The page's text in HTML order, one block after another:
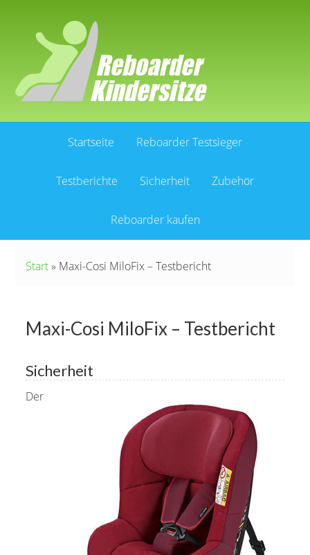
Startseite Reboarder Testsieger
Testberichte Sicherheit Zubehör
Reboarder kaufen
Start» Maxi-Cosi MiloFix – Testbericht
Maxi-Cosi MiloFix – Testbericht
Sicherheit
Der